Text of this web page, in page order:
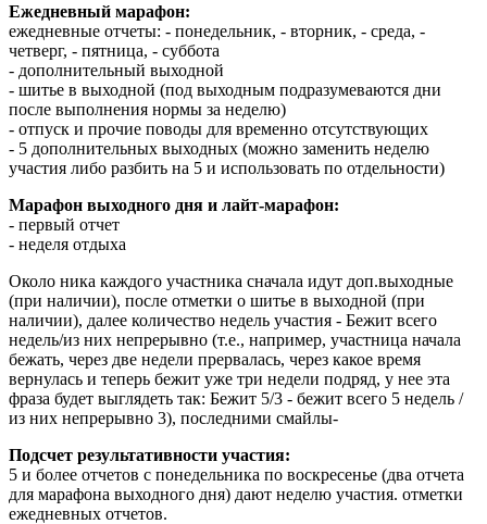
Ежедневный марафон:
ежедневные отчеты: - понедельник, - вторник, - среда, -
четверг, - пятница, - суббота
- дополнительный выходной
- шитье в выходной (под выходным подразумеваются дни
после выполнения нормы за неделю)
- отпуск и прочие поводы для временно отсутствующих
- 5 дополнительных выходных (можно заменить неделю
участия либо разбить на 5 и использовать по отдельности)
Марафон выходного дня и лайт-марафон:
- первый отчет
- неделя отдыха
Около ника каждого участника сначала идут доп.выходные
(при наличии), после отметки о шитье в выходной (при
наличии), далее количество недель участия - Бежит всего
недель/из них непрерывно (т.е., например, участница начала
бежать, через две недели прервалась, через какое время
вернулась и теперь бежит уже три недели подряд, у нее эта
фраза будет выглядеть так: Бежит 5/3 - бежит всего 5 недель /
из них непрерывно 3), последними смайлы-
Подсчет результативности участия:
5 и более отчетов с понедельника по воскресенье (два отчета
для марафона выходного дня) дают неделю участия. отметки
ежедневных отчетов.